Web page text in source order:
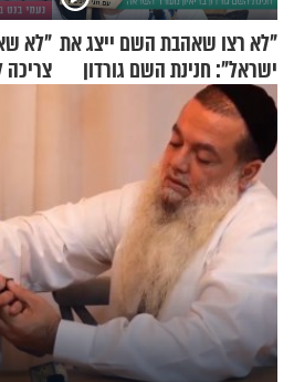
"לא רצו שאהבת השם ייצג את
ישראל": חנינת השם גורדון
בריאיון מעורר השראה
"לא